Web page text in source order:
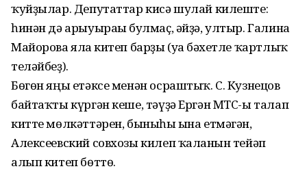
ҡуйҙылар. Депутаттар кисә шулай килеште:
һинән дә арыуырағы булмаҫ, әйҙә, ултыр. Галина
Майорова ялға китеп барҙы (уға бәхетле ҡартлыҡ
теләйбеҙ).
Бөгөн яңы етәксе менән осраштыҡ. С. Кузнецов
байтаҡты күргән кеше, тәүҙә Ергән МТС-ы талап
китте мөлкәттәрен, быныһы ғына етмәгән,
Алексеевский совхозы килеп ҡалғанын тейәп
алып китеп бөттө.